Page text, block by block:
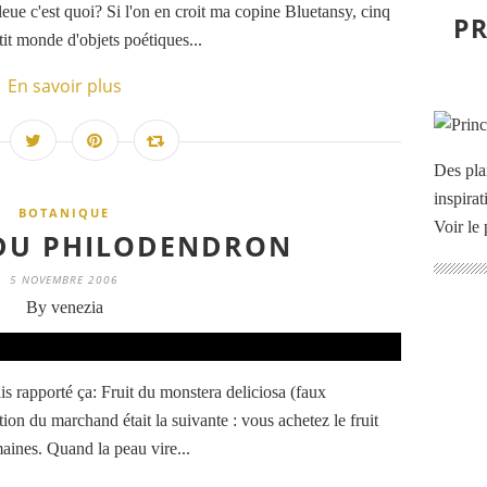
c'est quoi? Si l'on en croit ma copine Bluetansy, cinq
monde d'objets poétiques...
En savoir plus
BOTANIQUE
PHILODENDRON
5 NOVEMBRE 2006
By venezia
rapporté ça: Fruit du monstera deliciosa (faux
du marchand était la suivante : vous achetez le fruit
Quand la peau vire...
Des
Voir le